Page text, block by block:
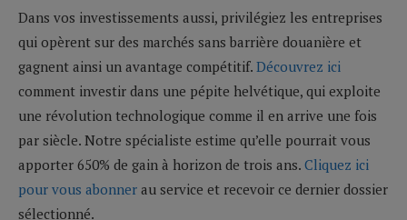
Dans vos investissements aussi, privilégiez les entreprises
qui opèrent sur des marchés sans barrière douanière et
gagnent ainsi un avantage compétitif. Découvrez ici
comment investir dans une pépite helvétique, qui exploite
une révolution technologique comme il en arrive une fois
par siècle. Notre spécialiste estime qu’elle pourrait vous
apporter 650% de gain à horizon de trois ans. Cliquez ici
pour vous abonner au service et recevoir ce dernier dossier
sélectionné.